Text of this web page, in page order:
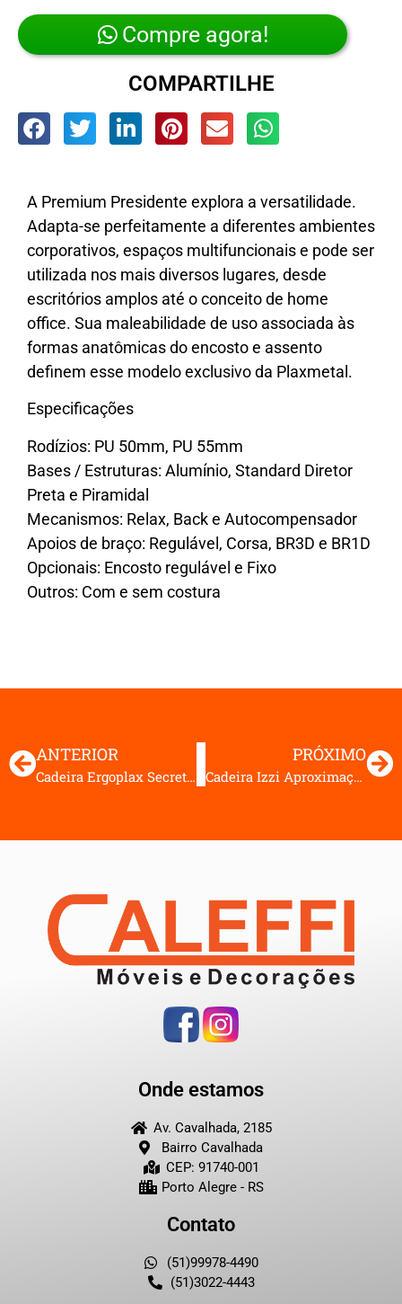
Compre agora!
COMPARTILHE
A Premium Presidente explora a versatilidade.
Adapta-se perfeitamente a diferentes ambientes
corporativos, espaços multifuncionais e pode ser
utilizada nos mais diversos lugares, desde
escritórios amplos até o conceito de home
office. Sua maleabilidade de uso associada às
formas anatômicas do encosto e assento
definem esse modelo exclusivo da Plaxmetal.
Especificações
Rodízios: PU 50mm, PU 55mm
Bases / Estruturas: Alumínio, Standard Diretor
Preta e Piramidal
Mecanismos: Relax, Back e Autocompensador
Apoios de braço: Regulável, Corsa, BR3D e BR1D
Opcionais: Encosto regulável e Fixo
Outros: Com e sem costura
ANTERIOR
Cadeira Ergoplax Secretária Fixa
PRÓXIMO
Cadeira Izzi Aproximação
Onde estamos
Av. Cavalhada, 2185
Bairro Cavalhada
CEP: 91740-001
Porto Alegre - RS
Contato
(51)99978-4490
(51)3022-4443